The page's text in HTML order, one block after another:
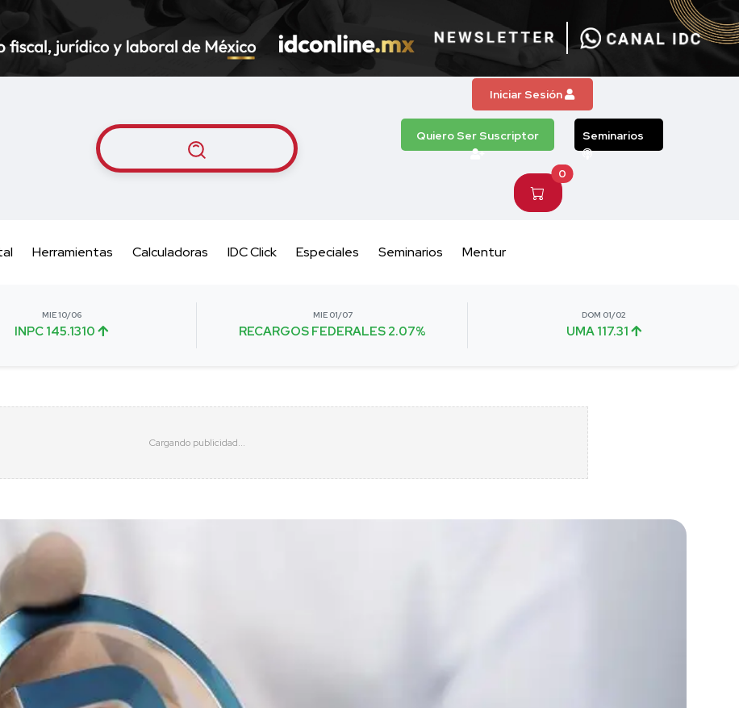
Iniciar Sesión
Quiero Ser Suscriptor Seminarios
0
Herramientas Calculadoras IDC Click Especiales Seminarios Mentur
MIE 10/06
INPC 145.1310
MIE 01/07
RECARGOS FEDERALES 2.07%
DOM 01/02
UMA 117.31